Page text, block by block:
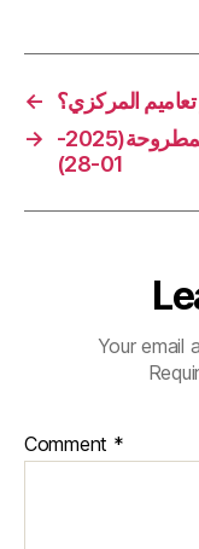
←
المركزي؟
→
الأوضاع في الجنوب والسيناريوهات المطروحة(2025-
01-28)
Your email
Comment *